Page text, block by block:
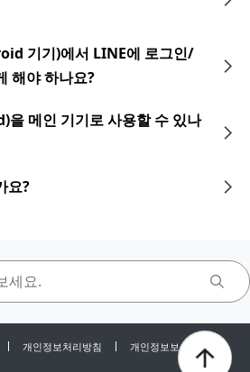
기기)에서 LINE에 로그인/
해야 하나요?
메인 기기로 사용할 수 있나
요?
개인정보처리방침 개인정보보호센터